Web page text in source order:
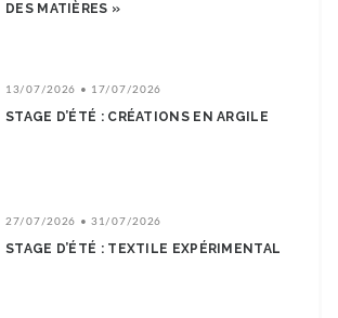
DES MATIÈRES »
13/07/2026 • 17/07/2026
STAGE D’ÉTÉ : CRÉATIONS EN ARGILE
27/07/2026 • 31/07/2026
STAGE D’ÉTÉ : TEXTILE EXPÉRIMENTAL